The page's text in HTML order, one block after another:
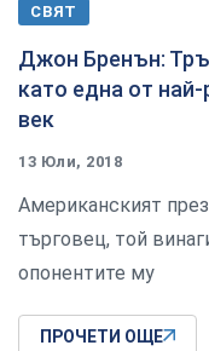
СВЯТ
Джон Бренън:
като една от най-
век
13 Юли, 2018
Американският
търговец, той
опонентите му
ПРОЧЕТИ ОЩЕ